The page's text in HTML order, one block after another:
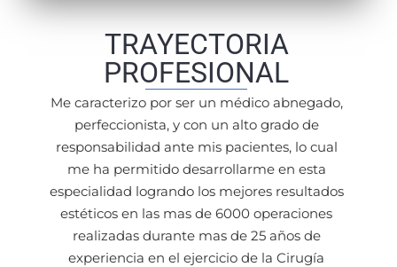
TRAYECTORIA
PROFESIONAL
Me caracterizo por ser un médico abnegado,
perfeccionista, y con un alto grado de
responsabilidad ante mis pacientes, lo cual
me ha permitido desarrollarme en esta
especialidad logrando los mejores resultados
estéticos en las mas de 6000 operaciones
realizadas durante mas de 25 años de
experiencia en el ejercicio de la Cirugía